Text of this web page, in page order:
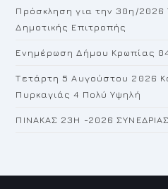
Πρόσκληση για την 30η/2026
Δημοτικής Επιτροπής
Ενημέρωση Δήμου Κρωπίας
Τετάρτη 5 Αυγούστου 2026
Πυρκαγιάς 4 Πολύ Υψηλή
ΠΙΝΑΚΑΣ 23H -2026